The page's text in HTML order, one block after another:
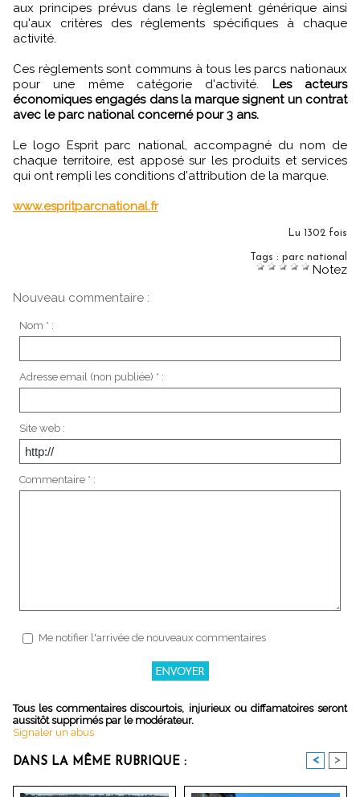
aux principes prévus dans le règlement générique ainsi
qu'aux critères des règlements spécifiques à chaque
activité.
Ces règlements sont communs à tous les parcs nationaux
pour une même catégorie d'activité. Les acteurs
économiques engagés dans la marque signent un contrat
avec le parc national concerné pour 3 ans.
Le logo Esprit parc national, accompagné du nom de
chaque territoire, est apposé sur les produits et services
qui ont rempli les conditions d'attribution de la marque.
www.espritparcnational.fr
Lu 1302 fois
Tags : parc national
Notez
Nouveau commentaire :
Nom * :
Adresse email (non publiée) * :
Site web :
Commentaire * :
Me notifier l'arrivée de nouveaux commentaires
Tous les commentaires discourtois, injurieux ou diffamatoires seront
aussitôt supprimés par le modérateur.
Signaler un abus
DANS LA MÊME RUBRIQUE : < >